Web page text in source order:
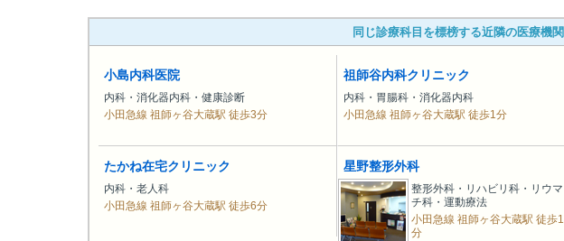
同じ診療科目を標榜する近隣の医療機関
小島内科医院
内科・消化器内科・健康診断
小田急線 祖師ヶ谷大蔵駅 徒歩3分
祖師谷内科クリニック
内科・胃腸科・消化器内科
小田急線 祖師ヶ谷大蔵駅 徒歩1分
たかね在宅クリニック
内科・老人科
小田急線 祖師ヶ谷大蔵駅 徒歩6分
星野整形外科
整形外科・リハビリ科・リウマ
チ科・運動療法
小田急線 祖師ヶ谷大蔵駅 徒歩1
分